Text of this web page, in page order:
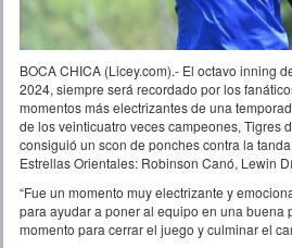
BOCA CHICA (Licey.com).- El octavo inning
2024, siempre será recordado por los
momentos más electrizantes de una
de los veinticuatro veces campeones, Tigres
consiguió un scon de ponches contra la
Estrellas Orientales: Robinson Canó, Lewin
“Fue un momento muy electrizante y
para ayudar a poner al equipo en una buena
momento para cerrar el juego y culminar el